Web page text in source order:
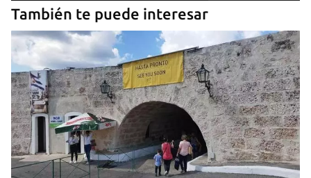
También te puede interesar